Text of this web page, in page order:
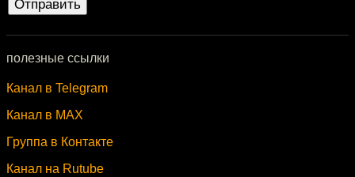
полезные ссылки
Канал в Telegram
Канал в MAX
Группа в Контакте
Канал на Rutube